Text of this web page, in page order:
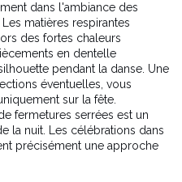
dans l'ambiance des
matières respirantes
des fortes chaleurs
en dentelle
pendant la danse. Une
éventuelles, vous
sur la fête.
fermetures serrées est un
la nuit. Les célébrations dans
précisément une approche